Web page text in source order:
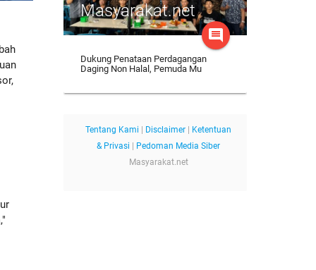
Masyarakat.net
comment
Dukung Penataan Perdagangan
Daging Non Halal, Pemuda Mu
Tentang Kami Disclaimer
Ketentuan
& Privasi
Pedoman Media Siber
Masyarakat.net